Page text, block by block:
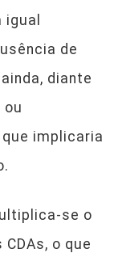
de
diante
ou
implicaria
se o
o que